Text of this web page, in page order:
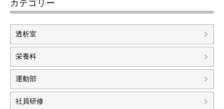
カテゴリー
透析室
栄養科
運動部
社員研修